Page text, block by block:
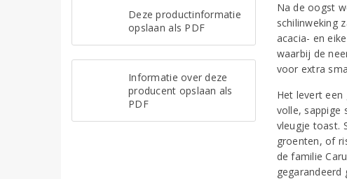
Deze productinformatie
opslaan als PDF
Informatie over deze
producent opslaan als
PDF
Na de oogst
schilinweking
acacia- en
waarbij de
voor extra
Het levert
volle, sappige
vleugje toast.
groenten, of
de familie
gegarandeerd